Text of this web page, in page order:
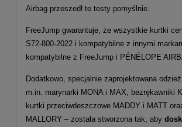
Airbag przeszedł te testy pomyślnie.
FreeJump gwarantuje, że wszystkie kurtki
S72-800-2022 i kompatybilne z innymi
kompatybilne z FreeJump i PÉNÉLOPE
Dodatkowo, specjalnie zaprojektowana
m.in. marynarki MONA i MAX, bezrękawniki
kurtki przeciwdeszczowe MADDY i MATT
MALLORY – została stworzona tak, aby